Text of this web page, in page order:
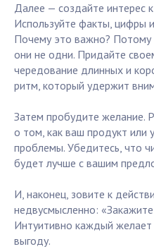
Далее — создайте интерес
Используйте факты, цифры
Почему это важно? Потому
они не одни. Придайте
чередование длинных и
ритм, который удержит
Затем пробудите желание.
о том, как ваш продукт или
проблемы. Убедитесь, что
будет лучше с вашим
И, наконец, зовите к
недвусмысленно:
Интуитивно каждый
выгоду.